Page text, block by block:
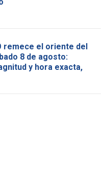
remece el oriente del
8 de agosto:
y hora exacta,